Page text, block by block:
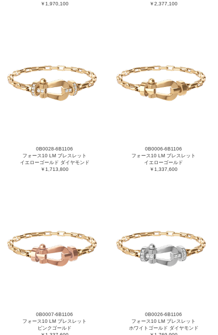
￥1,970,100
￥2,377,100
0B0028-6B1106
フォース10 LM ブレスレット
イエローゴールド ダイヤモンド
￥1,713,800
0B0006-6B1106
フォース10 LM ブレスレット
イエローゴールド
￥1,337,600
0B0007-6B1106
フォース10 LM ブレスレット
ピンクゴールド
0B0026-6B1106
フォース10 LM ブレスレット
ホワイトゴールド ダイヤモンド